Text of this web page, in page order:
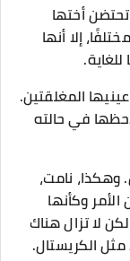
أختها
إلا أنها
المغلقتين.
في حالته
وهكذا، نامت،
وكأنها
لا تزال هناك
الكريستال.